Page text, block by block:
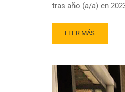
tras año (a/a) en
READ
MORE
BAJA
GLOBAL
EN
LEER MÁS